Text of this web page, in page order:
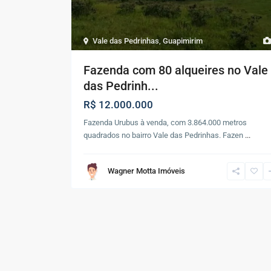
Vale das Pedrinhas, Guapimirim
Fazenda com 80 alqueires no Vale
das Pedrinh...
R$ 12.000.000
Fazenda Urubus à venda, com 3.864.000 metros
quadrados no bairro Vale das Pedrinhas. Fazen ...
Wagner Motta Imóveis